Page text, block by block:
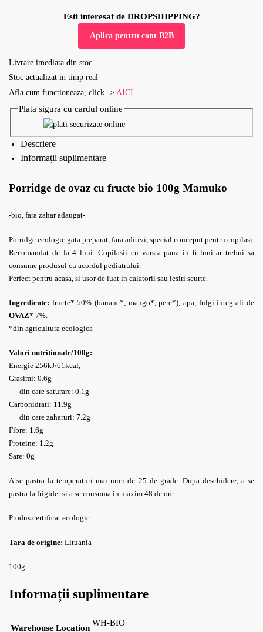
Esti interesat de DROPSHIPPING?
Aplica pentru cont B2B
Livrare imediata din stoc
Stoc actualizat in timp real
Afla cum functioneaza, click -> AICI
Plata sigura cu cardul online
Descriere
Informații suplimentare
Porridge de ovaz cu fructe bio 100g Mamuko
-bio, fara zahar adaugat-
Porridge ecologic gata preparat, fara aditivi, special conceput pentru copilasi.
Recomandat de la 4 luni. Copilasii cu varsta pana in 6 luni ar trebui sa
consume produsul cu acordul pediatrului.
Perfect pentru acasa, si usor de luat in calatorii sau iesiri scurte.
Ingrediente: fructe* 50% (banane*, mango*, pere*), apa, fulgi integrali de
OVAZ* 7%.
*din agricultura ecologica
Valori nutritionale/100g:
Energie 256kJ/61kcal,
Grasimi: 0.6g
din care saturare: 0.1g
Carbohidrati: 11.9g
din care zaharuri: 7.2g
Fibre: 1.6g
Proteine: 1.2g
Sare: 0g
A se pastra la temperaturi mai mici de 25 de grade. Dupa deschidere, a se
pastra la frigider si a se consuma in maxim 48 de ore.
Produs certificat ecologic.
Tara de origine: Lituania
100g
Informații suplimentare
Warehouse Location
WH-BIO